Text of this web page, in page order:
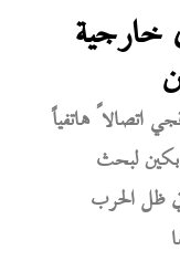
خارجية
اتصالاً هاتفياً
بكين لبحث
ظل الحرب